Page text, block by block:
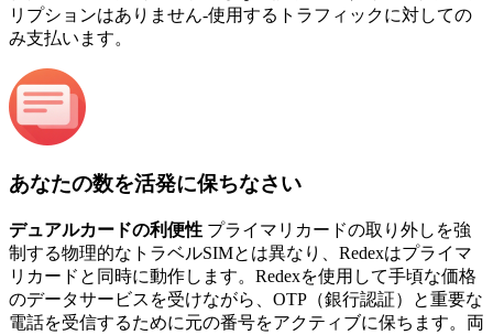
リプションはありません-使用するトラフィックに対しての
み支払います。
あなたの数を活発に保ちなさい
デュアルカードの利便性 プライマリカードの取り外しを強
制する物理的なトラベルSIMとは異なり、Redexはプライマ
リカードと同時に動作します。Redexを使用して手頃な価格
のデータサービスを受けながら、OTP（銀行認証）と重要な
電話を受信するために元の番号をアクティブに保ちます。両